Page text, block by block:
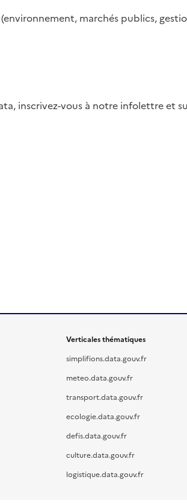
(environnement, marchés publics,
inscrivez-vous à notre infolettre et
Verticales thématiques
simplifions.data.gouv.fr
meteo.data.gouv.fr
transport.data.gouv.fr
ecologie.data.gouv.fr
defis.data.gouv.fr
culture.data.gouv.fr
logistique.data.gouv.fr